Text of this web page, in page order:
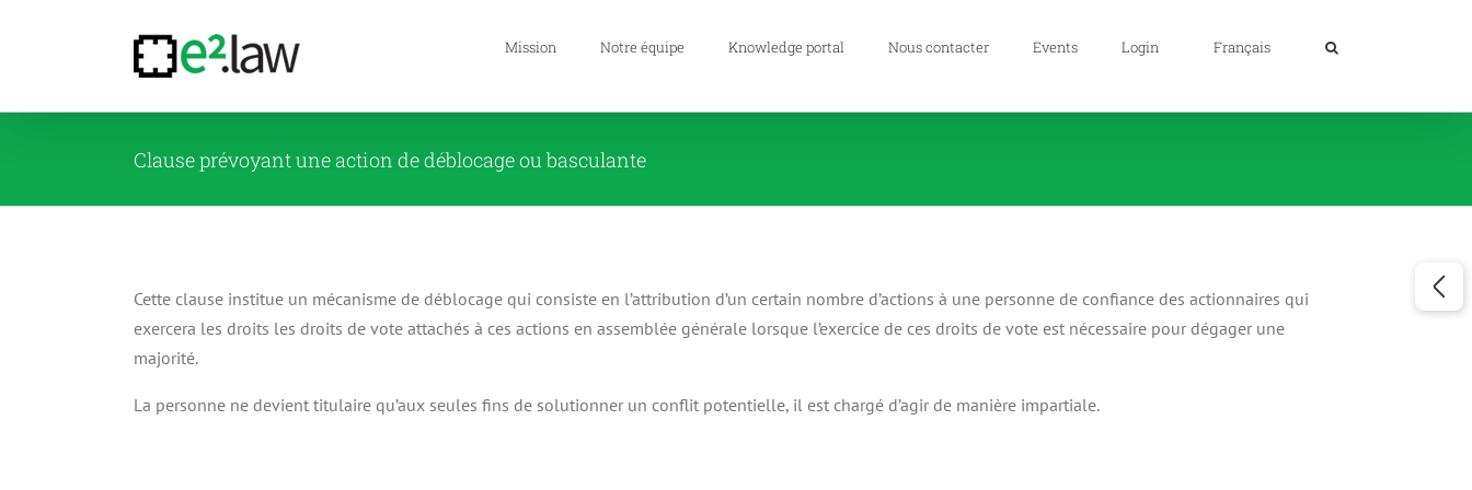
Mission Notre équipe Knowledge portal Nous contacter Events Login Français
Clause prévoyant une action de déblocage ou basculante
Cette clause institue un mécanisme de déblocage qui consiste en l’attribution d’un certain nombre d’actions à une personne de confiance des actionnaires qui
exercera les droits les droits de vote attachés à ces actions en assemblée générale lorsque l’exercice de ces droits de vote est nécessaire pour dégager une
majorité.
La personne ne devient titulaire qu’aux seules fins de solutionner un conflit potentielle, il est chargé d’agir de manière impartiale.